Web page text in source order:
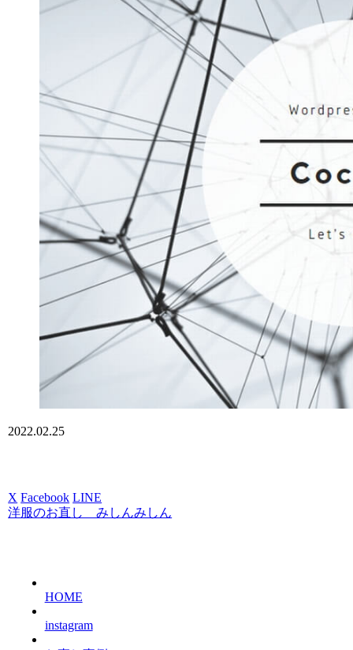
2022.02.25
X Facebook LINE
洋服のお直し みしんみしん
HOME
instagram